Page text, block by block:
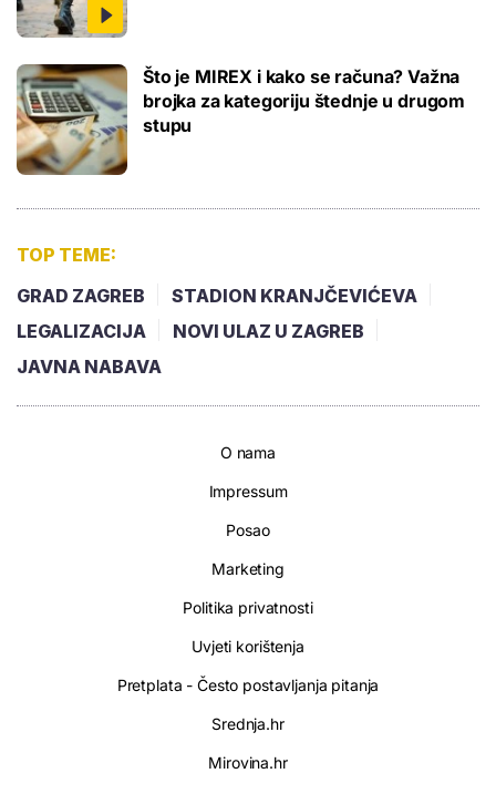
Što je MIREX i kako se računa? Važna
brojka za kategoriju štednje u drugom
stupu
TOP TEME:
GRAD ZAGREB
STADION KRANJČEVIĆEVA
LEGALIZACIJA
NOVI ULAZ U ZAGREB
JAVNA NABAVA
O nama
Impressum
Posao
Marketing
Politika privatnosti
Uvjeti korištenja
Pretplata - Često postavljanja pitanja
Srednja.hr
Mirovina.hr